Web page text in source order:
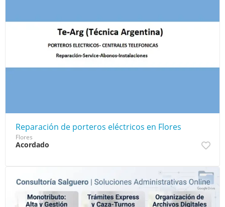
Reparación de porteros eléctricos en Flores
Flores
Acordado